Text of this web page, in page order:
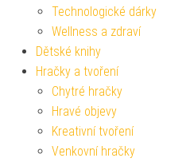
Technologické dárky
Wellness a zdraví
Dětské knihy
Hračky a tvoření
Chytré hračky
Hravé objevy
Kreativní tvoření
Venkovní hračky